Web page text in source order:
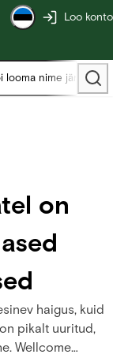
Loo konto
on
haigus, kuid
pikalt uuritud,
Wellcome